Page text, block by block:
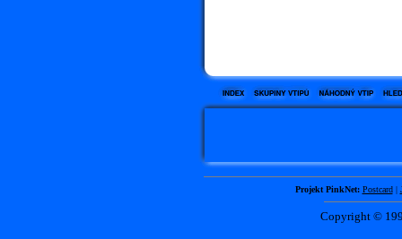
Projekt PinkNet: Postcard|
Copyright ©